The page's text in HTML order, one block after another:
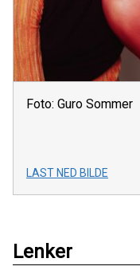
Foto: Guro Sommer
LAST NED BILDE
Lenker